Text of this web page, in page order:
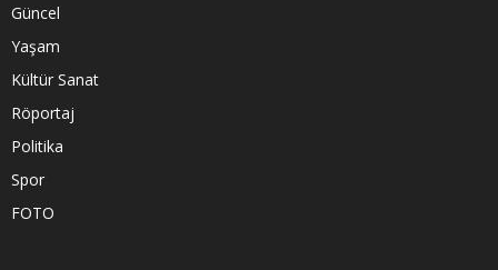
Güncel
Yaşam
Kültür Sanat
Röportaj
Politika
Spor
FOTO